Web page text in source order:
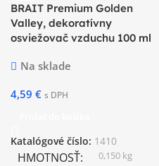
BRAIT Premium Golden
Valley, dekoratívny
osviežovač vzduchu 100 ml
Na sklade
4,59 € s DPH
Katalógové číslo: 1410
HMOTNOSŤ 0,150 kg